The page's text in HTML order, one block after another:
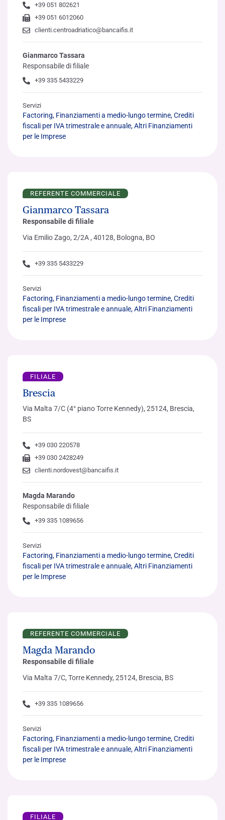
+39 051 802621
+39 051 6012060
clienti.centroadriatico@bancaifis.it
Gianmarco Tassara
Responsabile di filiale
+39 335 5433229
Servizi
Factoring, Finanziamenti a medio-lungo termine, Crediti
fiscali per IVA trimestrale e annuale, Altri Finanziamenti
per le Imprese
REFERENTE COMMERCIALE
Gianmarco Tassara
Responsabile di filiale
Via Emilio Zago, 2/2A , 40128, Bologna, BO
+39 335 5433229
Servizi
Factoring, Finanziamenti a medio-lungo termine, Crediti
fiscali per IVA trimestrale e annuale, Altri Finanziamenti
per le Imprese
FILIALE
Brescia
Via Malta 7/C (4° piano Torre Kennedy), 25124, Brescia,
BS
+39 030 220578
+39 030 2428249
clienti.nordovest@bancaifis.it
Magda Marando
Responsabile di filiale
+39 335 1089656
Servizi
Factoring, Finanziamenti a medio-lungo termine, Crediti
fiscali per IVA trimestrale e annuale, Altri Finanziamenti
per le Imprese
REFERENTE COMMERCIALE
Magda Marando
Responsabile di filiale
Via Malta 7/C, Torre Kennedy, 25124, Brescia, BS
+39 335 1089656
Servizi
Factoring, Finanziamenti a medio-lungo termine, Crediti
fiscali per IVA trimestrale e annuale, Altri Finanziamenti
per le Imprese
FILIALE